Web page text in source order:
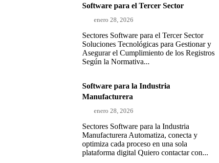
Software para el Tercer Sector
enero 28, 2026
Sectores Software para el Tercer Sector
Soluciones Tecnológicas para Gestionar y
Asegurar el Cumplimiento de los Registros
Según la Normativa...
Software para la Industria
Manufacturera
enero 28, 2026
Sectores Software para la Industria
Manufacturera Automatiza, conecta y
optimiza cada proceso en una sola
plataforma digital Quiero contactar con...